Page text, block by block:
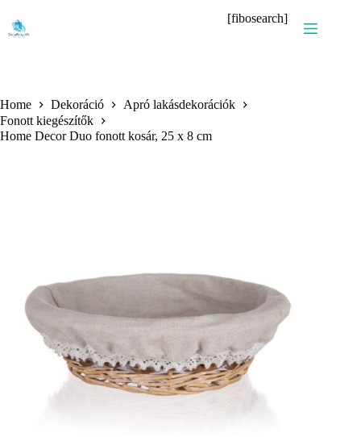
content
[fibosearch]
Home Dekoráció
Apró lakásdekorációk
Fonott kiegészítők
Home Decor Duo fonott kosár, 25 x 8 cm